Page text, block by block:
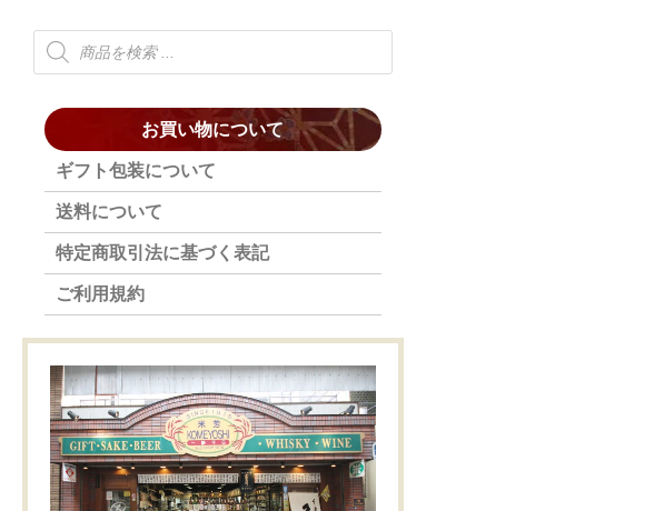
お買い物について
ギフト包装について
送料について
特定商取引法に基づく表記
ご利用規約